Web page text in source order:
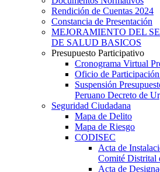
Rendición de Cuentas 2024
Constancia de Presentación
MEJORAMIENTO DEL
DE SALUD BASICOS
Presupuesto Participativo
Cronograma Virtual
Oficio de
Suspensión
Peruano Decreto de
Seguridad Ciudadana
Mapa de Delito
Mapa de Riesgo
CODISEC
Acta de
Comité Distrital
Acta de